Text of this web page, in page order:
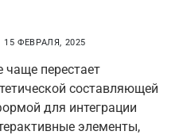
15 ФЕВРАЛЯ, 2025
чаще перестает
составляющей
для интеграции
элементы,